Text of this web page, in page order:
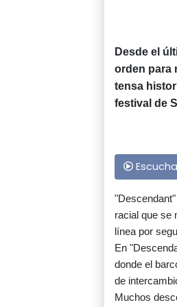
Desde el
orden para
tensa
festival de
Escucha
racial que se
línea por
En
donde el
de
Muchos